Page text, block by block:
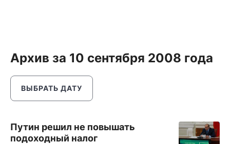
Архив за 10 сентября 2008 года
ВЫБРАТЬ ДАТУ
Путин решил не повышать
подоходный налог